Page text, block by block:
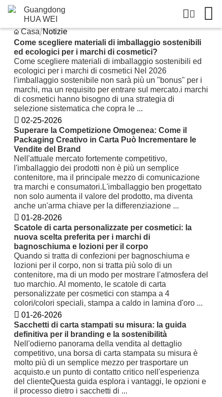
Notizie
Casa Notizie
Come scegliere materiali di imballaggio sostenibili
ed ecologici per i marchi di cosmetici?
Come scegliere materiali di imballaggio sostenibili ed
ecologici per i marchi di cosmetici Nel 2026
l'imballaggio sostenibile non sarà più un "bonus" per i
marchi, ma un requisito per entrare sul mercato.i marchi
di cosmetici hanno bisogno di una strategia di
selezione sistematica che copra le ...
02-25-2026
Superare la Competizione Omogenea: Come il
Packaging Creativo in Carta Può Incrementare le
Vendite del Brand
Nell'attuale mercato fortemente competitivo,
l'imballaggio dei prodotti non è più un semplice
contenitore, ma il principale mezzo di comunicazione
tra marchi e consumatori.L'imballaggio ben progettato
non solo aumenta il valore del prodotto, ma diventa
anche un'arma chiave per la differenziazione ...
01-28-2026
Scatole di carta personalizzate per cosmetici: la
nuova scelta preferita per i marchi di
bagnoschiuma e lozioni per il corpo
Quando si tratta di confezioni per bagnoschiuma e
lozioni per il corpo, non si tratta più solo di un
contenitore, ma di un modo per mostrare l'atmosfera del
tuo marchio. Al momento, le scatole di carta
personalizzate per cosmetici con stampa a 4
colori/colori speciali, stampa a caldo in lamina d'oro ...
01-26-2026
Sacchetti di carta stampati su misura: la guida
definitiva per il branding e la sostenibilità
Nell'odierno panorama della vendita al dettaglio
competitivo, una borsa di carta stampata su misura è
molto più di un semplice mezzo per trasportare un
acquisto.e un punto di contatto critico nell'esperienza
del clienteQuesta guida esplora i vantaggi, le opzioni e
il processo dietro i sacchetti di ...